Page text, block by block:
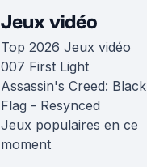
Jeux vidéo
Top 2026 Jeux vidéo
007 First Light
Assassin's Creed: Black
Flag - Resynced
Jeux populaires en ce
moment